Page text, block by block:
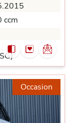
ccm
Occasion